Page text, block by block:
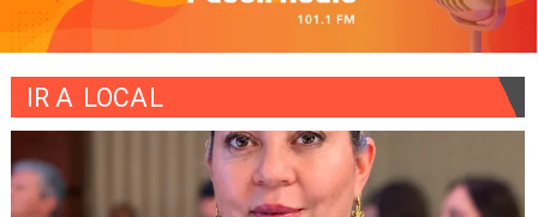
IR A LOCAL